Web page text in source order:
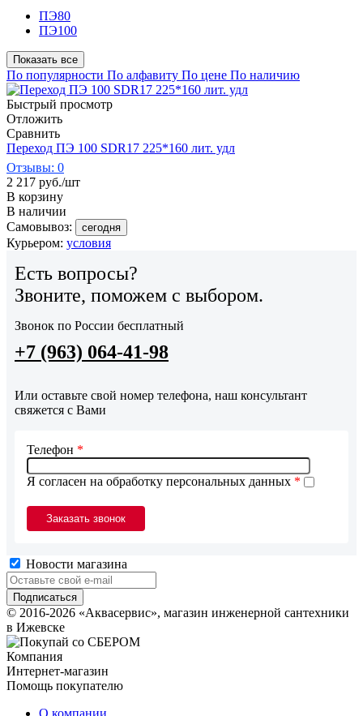
ПЭ80
ПЭ100
Показать все
По популярности По алфавиту По цене По наличию
Быстрый просмотр
Отложить
Сравнить
Переход ПЭ 100 SDR17 225*160 лит. удл
Отзывы: 0
2 217 руб./шт
В корзину
В наличии
Самовывоз:
сегодня
Курьером: условия
Есть вопросы?
Звоните, поможем с выбором.
Звонок по России бесплатный
+7 (963) 064-41-98
Или оставьте свой номер телефона, наш консультант
свяжется с Вами
Я согласен на обработку персональных данных *
Телефон *
Новости магазина
© 2016-2026 «Аквасервис», магазин инженерной сантехники
в Ижевске
Компания
Интернет-магазин
Помощь покупателю
О компании